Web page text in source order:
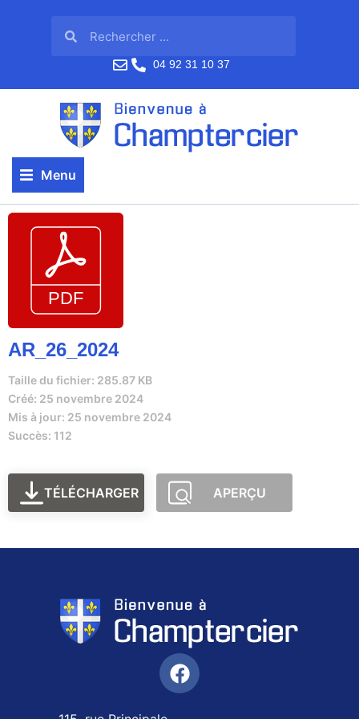
04 92 31 10 37
Menu
AR_26_2024
Taille du fichier: 285.87 KB
Créé: 25 novembre 2024
Mis à jour: 25 novembre 2024
Succès: 112
TÉLÉCHARGER APERÇU